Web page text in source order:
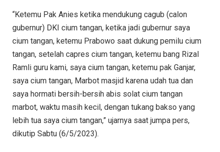
“Ketemu Pak Anies ketika mendukung cagub (calon
gubernur) DKI cium tangan, ketika jadi gubernur saya
cium tangan, ketemu Prabowo saat dukung pemilu cium
tangan, setelah capres cium tangan, ketemu bang Rizal
Ramli guru kami, saya cium tangan, ketemu pak Ganjar,
saya cium tangan, Marbot masjid karena udah tua dan
saya hormati bersih-bersih abis solat cium tangan
marbot, waktu masih kecil, dengan tukang bakso yang
lebih tua saya cium tangan,” ujarnya saat jumpa pers,
dikutip Sabtu (6/5/2023).